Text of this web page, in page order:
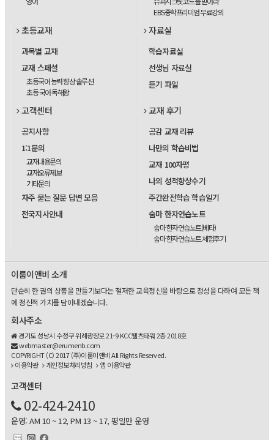
EBS중학프리미엄 무료강의
초등교재
과목별 교재
교재 스페셜
초등국어 능력 향상 솔루션
초등 국어 독해왕
자료실
학습자료실
선생님 자료실
듣기 파일
고객센터
공지사항
1:1문의
교재내용문의
교재오류제보
기타문의
자주 묻는 질문 답변 모음
전국지사안내
교재 후기
공감 교재 리뷰
나만의 학습비법
교재 100자평
나의 성적향상수기
주간완전학습 학습일기
숨마 한자연습노트
숨마 한자연습노트(베타)
숨마 한자연습노트 체험후기
이룸이앤비 소개
단순히 한 권의 상품을 만들기보다는 철저한 교육정신을 바탕으로 정성을 다하여 모든 책
에 정신적 가치를 담아내겠습니다.
회사주소
경기도 성남시 수정구 위례광장로 21-9 KCC웰츠타워 2층 2018호
webmaster@erumenb.com
COPYRIGHT (C) 2017 (주)이룸이앤비 All Rights Reserved.
이용약관
개인정보처리방침 앱 이용약관
고객센터
02-424-2410
운영: AM 10 ~ 12, PM 13 ~ 17, 평일만 운영